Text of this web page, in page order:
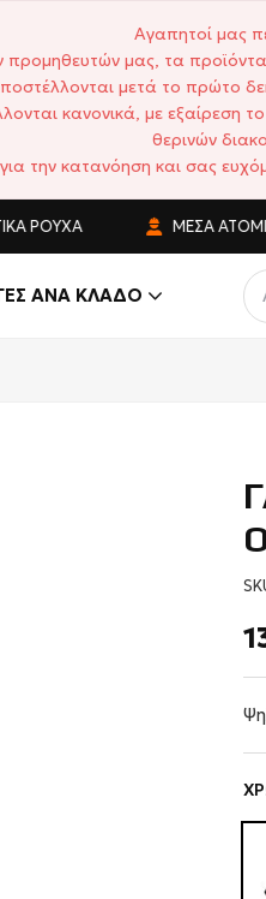
Αγαπητοί μας
μας, τα
μετά το πρώτο
κανονικά, με
θερινών
την κατανόηση και σας
ΡΟΎΧΑ ΜΈΣΑ
ΑΝΆ ΚΛΆΔΟ